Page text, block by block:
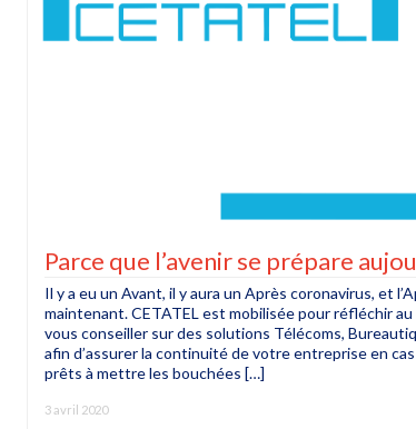
Parce que l’avenir se prépare
Il y a eu un Avant, il y aura un Après coronavirus, et
maintenant. CETATEL est mobilisée pour réfléchir
vous conseiller sur des solutions Télécoms,
afin d’assurer la continuité de votre entreprise en
prêts à mettre les bouchées […]
3 avril 2020